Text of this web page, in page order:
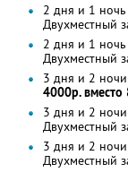
2 дня и 1
Двухместный
2 дня и 1
Двухместный
3 дня и 2
4000р. вместо
3 дня и 2
Двухместный
3 дня и 2
Двухместный